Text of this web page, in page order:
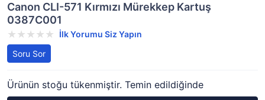
Canon CLI-571 Kırmızı Mürekkep Kartuş
0387C001
İlk Yorumu Siz Yapın
Soru Sor
Ürünün stoğu tükenmiştir. Temin edildiğinde